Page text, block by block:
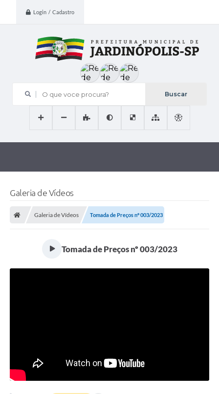
Login / Cadastro
O que voce procura?
Galeria de Vídeos
Galeria de Vídeos Tomada de Preços nº 003/2023
Tomada de Preços nº 003/2023